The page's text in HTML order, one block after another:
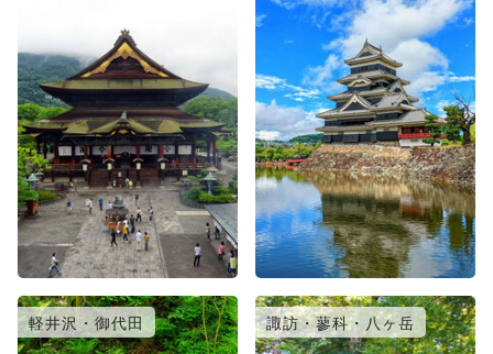
軽井沢・御代田 諏訪・蓼科・八ヶ岳